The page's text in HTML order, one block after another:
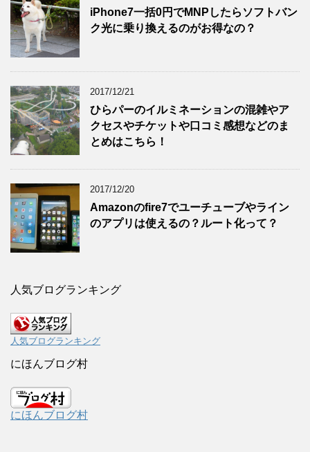
iPhone7一括0円でMNPしたらソフトバン
ク光に乗り換えるのがお得なの？
2017/12/21
ひらパーのイルミネーションの混雑やア
クセスやチケットや口コミ感想などのま
とめはこちら！
2017/12/20
Amazonのfire7でユーチューブやライン
のアプリは使えるの？ルート化って？
人気ブログランキング
人気ブログランキング
にほんブログ村
にほんブログ村